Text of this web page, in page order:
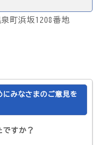
町浜坂1208番地
にみなさまのご意見を
すか？